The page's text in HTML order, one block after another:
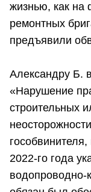
жизнью, как на
ремонтных
предъявили
Александру Б.
«Нарушение
строительных
2022-го года
водопроводно-